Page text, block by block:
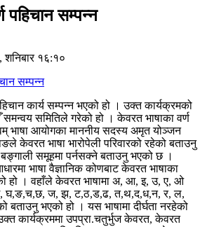
पहिचान सम्पन्न
१६:१०
कार्य सम्पन्न भएको हो । उक्त कार्यक्रमको
समितिले गरेको हो । केवरत भाषाका वर्ण
भाषा आयोगका माननीय सदस्य अमृत योञ्जन
केवरत भाषा भारोपेली परिवारको रहेको बताउनु
समूहमा पर्नसक्ने बताउनु भएको छ ।
भाषा वैज्ञानिक कोणबाट केवरत भाषाका
हो । वहाँले केवरत भाषामा अ, आ, इ, उ, ए, ओ
घ,ङ,च,छ, ज, झ, ट,ठ,ड,ढ, त,थ,द,ध,न, र, ल,
बताउनु भएको हो । यस भाषामा दीर्घता नरहेको
कार्यक्रममा उपप्रा.चतुर्भुज केवरत, केवरत